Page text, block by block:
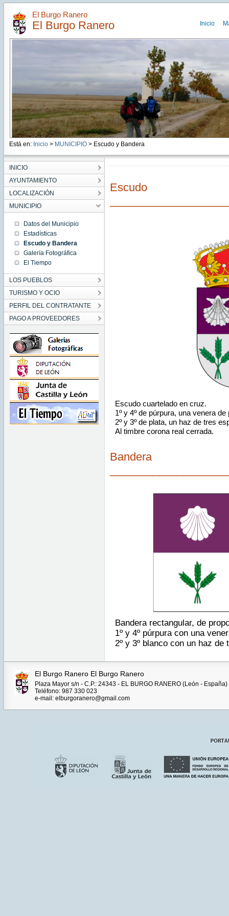
El Burgo Ranero
El Burgo Ranero Inicio
Está en: Inicio > MUNICIPIO> Escudo y Bandera
INICIO
AYUNTAMIENTO
LOCALIZACIÓN
MUNICIPIO
Datos del Municipio
Estadísticas
Escudo y Bandera
Galería Fotográfica
El Tiempo
LOS PUEBLOS
TURISMO Y OCIO
PERFIL DEL CONTRATANTE
PAGO A PROVEEDORES
Escudo
Escudo cuartelado en cruz.
1º y 4º de púrpura, una venera de
2º y 3º de plata, un haz de tres
Al timbre corona real cerrada.
Bandera
Bandera rectangular, de
1º y 4º púrpura con una
2º y 3º blanco con un haz
El Burgo Ranero El Burgo Ranero
Plaza Mayor s/n - C.P.: 24343 - EL BURGO RANERO (León - España)
Teléfono: 987 330 023
e-mail: elburgoranero@gmail.com